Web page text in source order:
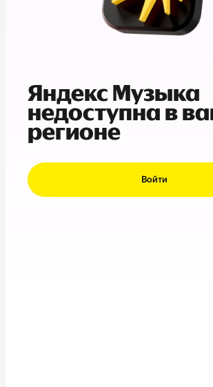
Яндекс Музыка
недоступна в
регионе
Войти